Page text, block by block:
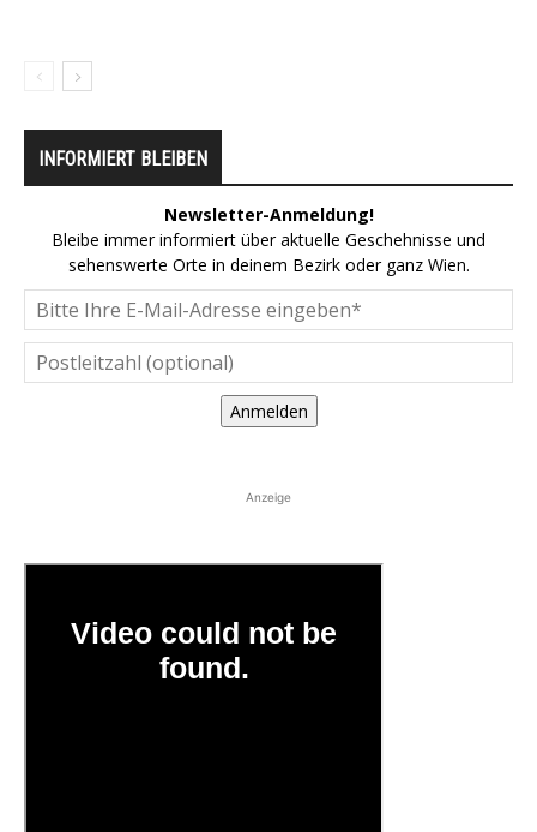
INFORMIERT BLEIBEN
Newsletter-Anmeldung!
Bleibe immer informiert über aktuelle Geschehnisse und
sehenswerte Orte in deinem Bezirk oder ganz Wien.
Anmelden
Anzeige